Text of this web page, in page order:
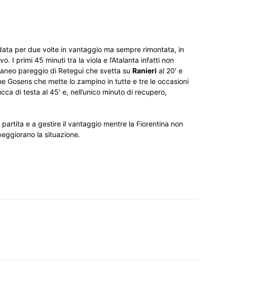
per due volte in vantaggio ma sempre rimontata, in
I primi 45 minuti tra la viola e l’Atalanta infatti non
pareggio di Retegui che svetta su Ranieri al 20′ e
Gosens che mette lo zampino in tutte e tre le occasioni
di testa al 45′ e, nell’unico minuto di recupero,
e a gestire il vantaggio mentre la Fiorentina non
la situazione.